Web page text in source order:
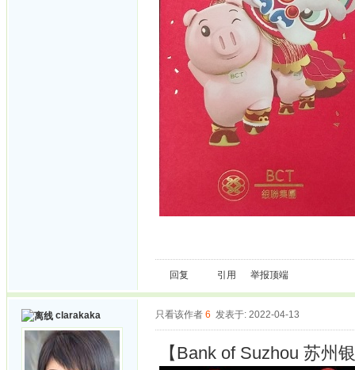
回复 引用 举报顶端
clarakaka 只看该作者 6 发表于: 2022-04-13
【Bank of Suzhou 苏州